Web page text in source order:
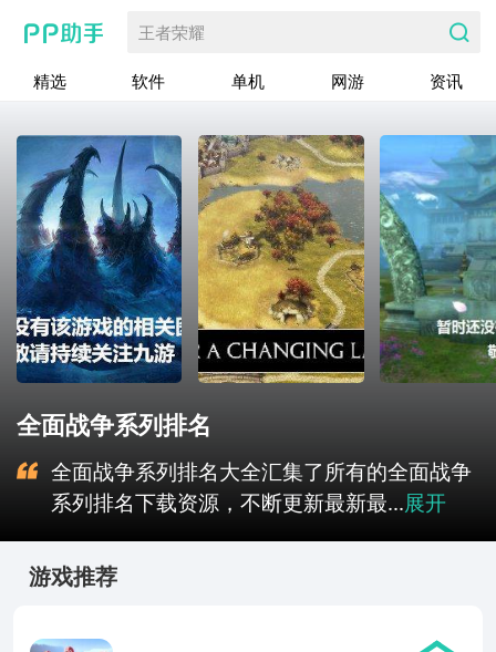
王者荣耀
精选 软件 单机 网游 资讯
全面战争系列排名
全面战争系列排名大全汇集了所有的全面战争
系列排名下载资源，不断更新最新最...展开
游戏推荐